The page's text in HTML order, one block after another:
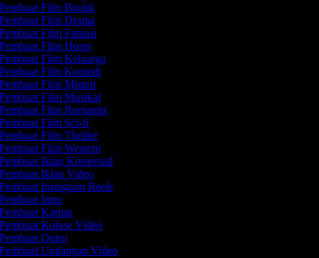
Film Biopik
Film Drama
Film Fantasi
Film Horor
Film Keluarga
Film Komedi
Film Misteri
Film Musikal
Film Romantis
Film Sci-fi
Film Thriller
Film Western
Iklan Komersial
Iklan Video
Instagram Reels
Intro
Kartun
Kolase Video
Outro
Undangan Video